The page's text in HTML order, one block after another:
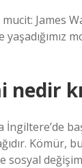
James
nedir
İngiltere’de
Kömür,